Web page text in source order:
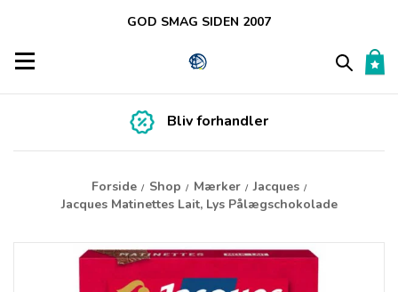
GOD SMAG SIDEN 2007
Toggle navigation
Bliv forhandler
Forside / Shop / Mærker / Jacques /
Jacques Matinettes Lait, Lys Pålægschokolade